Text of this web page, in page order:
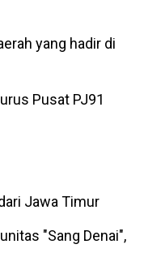
yang hadir di
Pusat PJ91
Jawa Timur
"Sang Denai",